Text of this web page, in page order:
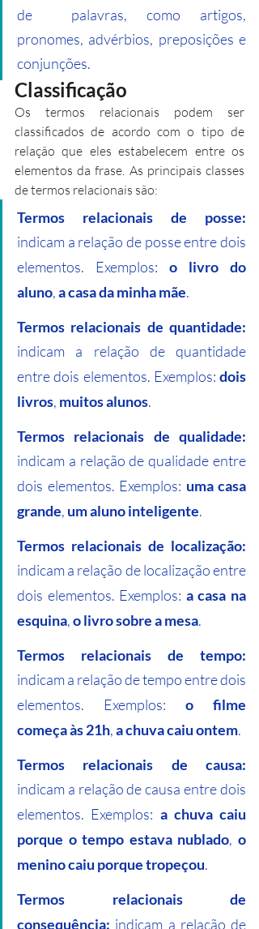
de  palavras, como artigos,
pronomes, advérbios, preposições e
conjunções.
Classificação
Os termos relacionais podem ser
classificados de acordo com o tipo de
relação que eles estabelecem entre os
elementos da frase. As principais classes
de termos relacionais são:
Termos relacionais de posse:
indicam a relação de posse entre dois
elementos. Exemplos: o livro do
aluno, a casa da minha mãe.
Termos relacionais de quantidade:
indicam a relação de quantidade
entre dois elementos. Exemplos: dois
livros, muitos alunos.
Termos relacionais de qualidade:
indicam a relação de qualidade entre
dois elementos. Exemplos: uma casa
grande, um aluno inteligente.
Termos relacionais de localização:
indicam a relação de localização entre
dois elementos. Exemplos: a casa na
esquina, o livro sobre a mesa.
Termos relacionais de tempo:
indicam a relação de tempo entre dois
elementos. Exemplos: o filme
começa às 21h, a chuva caiu ontem.
Termos relacionais de causa:
indicam a relação de causa entre dois
elementos. Exemplos: a chuva caiu
porque o tempo estava nublado, o
menino caiu porque tropeçou.
Termos relacionais de
consequência: indicam a relação de